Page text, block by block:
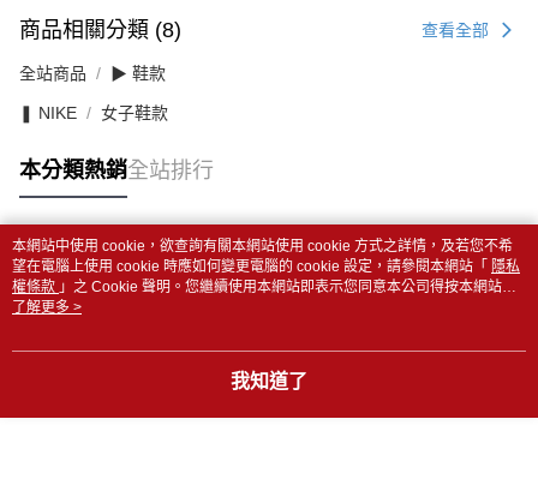
商品相關分類 (8) 查看全部
全站商品 ▶ 鞋款
❚ NIKE 女子鞋款
本分類熱銷全站排行
熱門標籤
本網站中使用 cookie，欲查詢有關本網站使用 cookie 方式之詳情，及若您不希
望在電腦上使用 cookie 時應如何變更電腦的 cookie 設定，請參閱本網站「 隱私
權條款 」之 Cookie 聲明。您繼續使用本網站即表示您同意本公司得按本網站使
用條款之 Cookie 聲明使用 cookie。
了解更多 >
我知道了